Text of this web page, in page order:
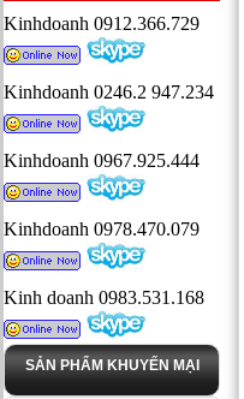
Kinhdoanh 0912.366.729
Kinhdoanh 0246.2 947.234
Kinhdoanh 0967.925.444
Kinhdoanh 0978.470.079
Kinh doanh 0983.531.168
SẢN PHẨM KHUYẾN MẠI